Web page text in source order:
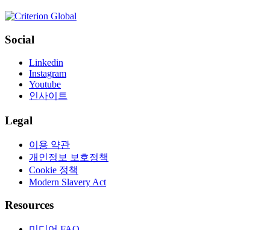
Social
Linkedin
Instagram
Youtube
인사이트
Legal
이용 약관
개인정보 보호정책
Cookie 정책
Modern Slavery Act
Resources